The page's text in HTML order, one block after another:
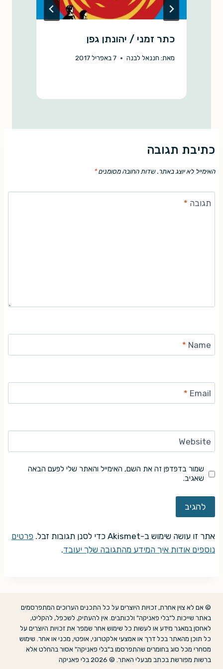
כתר זמני / יהונתן גפן
מאת: חננאל לבנה 7 באפריל 2017
כתיבת תגובה
האימייל לא יוצג באתר. שדות החובה מסומנים*
תגובה *
Name
*
Email
*
Website
שמור בדפדפן זה את השם, האימייל והאתר שלי לפעם הבאה
שאגיב.
אתר זו עושה שימוש ב-Akismet כדי לסנן תגובות זבל.
פרטים
נוספים אודות איך המידע מהתגובה שלך יעובד.
© אם לא צוין אחרת, זכויות היוצרים על כל התכנים הערוכים המתפרסמים
באתר שייכות ל"בלי פאניקה" ולכותבים. אין להעתיק, לשכפל, להקליט,
לאחסן במאגר מידע או לעשות כל שימוש אחר שמפר את זכויות היוצרים על
כל תוכן מהאתר בכל דרך או אמצעי אלקטרוני, אופטי, מכני או אחר. שימוש
מסחרי מכל סוג בחומרים שהתפרסמו ב"בלי פאניקה" אסור בהחלט אלא
ברשות מפורשת בכתב מבעלי האתר. © 2026 בלי פאניקה